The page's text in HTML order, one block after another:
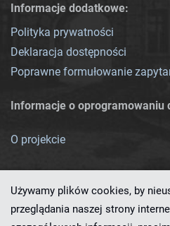
Informacje dodatkowe:
Polityka prywatności
Deklaracja dostępności
Poprawne formułowanie
Informacje o oprogramowaniu
O projekcie
Używamy plików cookies, by
przeglądania naszej strony